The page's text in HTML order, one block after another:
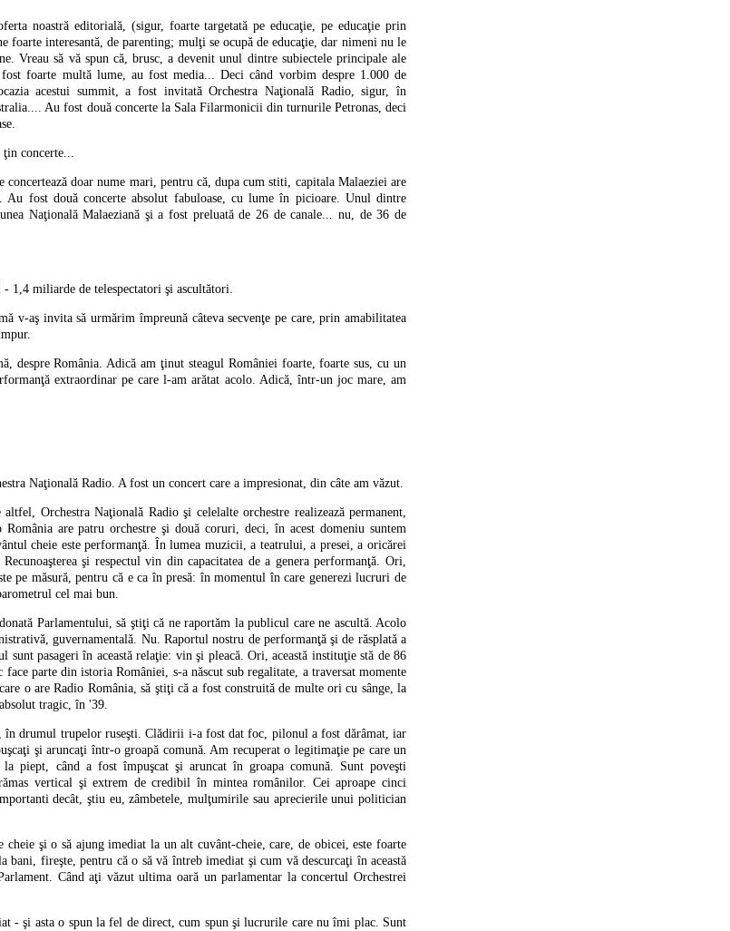
noastră editorială, (sigur, foarte targetată pe educaţie, pe educaţie prin
interesantă, de parenting; mulţi se ocupă de educaţie, dar nimeni nu le
Vreau să vă spun că, brusc, a devenit unul dintre subiectele principale ale
foarte multă lume, au fost media... Deci când vorbim despre 1.000 de
acestui summit, a fost invitată Orchestra Naţională Radio, sigur, în
Au fost două concerte la Sala Filarmonicii din turnurile Petronas, deci
ţin concerte...
concertează doar nume mari, pentru că, dupa cum stiti, capitala Malaeziei are
fost două concerte absolut fabuloase, cu lume în picioare. Unul dintre
Naţională Malaeziană şi a fost preluată de 26 de canale... nu, de 36 de
1,4 miliarde de telespectatori şi ascultători.
v-aş invita să urmărim împreună câteva secvenţe pe care, prin amabilitatea
despre România. Adică am ţinut steagul României foarte, foarte sus, cu un
extraordinar pe care l-am arătat acolo. Adică, într-un joc mare, am
Naţională Radio. A fost un concert care a impresionat, din câte am văzut.
Orchestra Naţională Radio şi celelalte orchestre realizează permanent,
are patru orchestre şi două coruri, deci, în acest domeniu suntem
cheie este performanţă. În lumea muzicii, a teatrului, a presei, a oricărei
şi respectul vin din capacitatea de a genera performanţă. Ori,
pe măsură, pentru că e ca în presă: în momentul în care generezi lucruri de
cel mai bun.
Parlamentului, să ştiţi că ne raportăm la publicul care ne ascultă. Acolo
guvernamentală. Nu. Raportul nostru de performanţă şi de răsplată a
pasageri în această relaţie: vin şi pleacă. Ori, această instituţie stă de 86
parte din istoria României, s-a născut sub regalitate, a traversat momente
o are Radio România, să ştiţi că a fost construită de multe ori cu sânge, la
tragic, în '39.
drumul trupelor ruseşti. Clădirii i-a fost dat foc, pilonul a fost dărâmat, iar
şi aruncaţi într-o groapă comună. Am recuperat o legitimaţie pe care un
piept, când a fost împuşcat şi aruncat în groapa comună. Sunt poveşti
vertical şi extrem de credibil în mintea românilor. Cei aproape cinci
decât, ştiu eu, zâmbetele, mulţumirile sau aprecierile unui politician
şi o să ajung imediat la un alt cuvânt-cheie, care, de obicei, este foarte
fireşte, pentru că o să vă întreb imediat şi cum vă descurcaţi în această
Când aţi văzut ultima oară un parlamentar la concertul Orchestrei
- şi asta o spun la fel de direct, cum spun şi lucrurile care nu îmi plac. Sunt